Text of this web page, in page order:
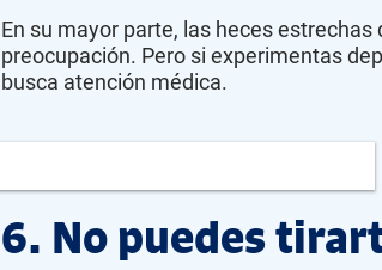
En su mayor parte, las heces
preocupación. Pero si experimentas
busca atención médica.
6. No puedes